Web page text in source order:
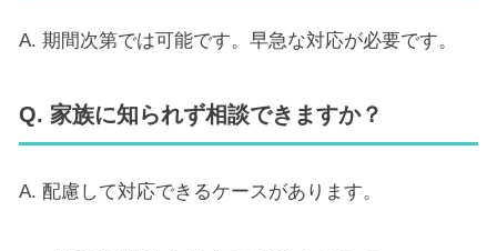
A. 期間次第では可能です。早急な対応が必要です。
Q. 家族に知られず相談できますか？
A. 配慮して対応できるケースがあります。